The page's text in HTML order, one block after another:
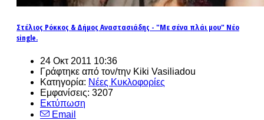
Στέλιος Ρόκκος & Δήμος Αναστασιάδης - "Με σένα πλάι μου" Νέο
single.
24 Οκτ 2011 10:36
Γράφτηκε από τον/την Kiki Vasiliadou
Κατηγορία: Νέες Κυκλοφορίες
Εμφανίσεις: 3207
Εκτύπωση
Email